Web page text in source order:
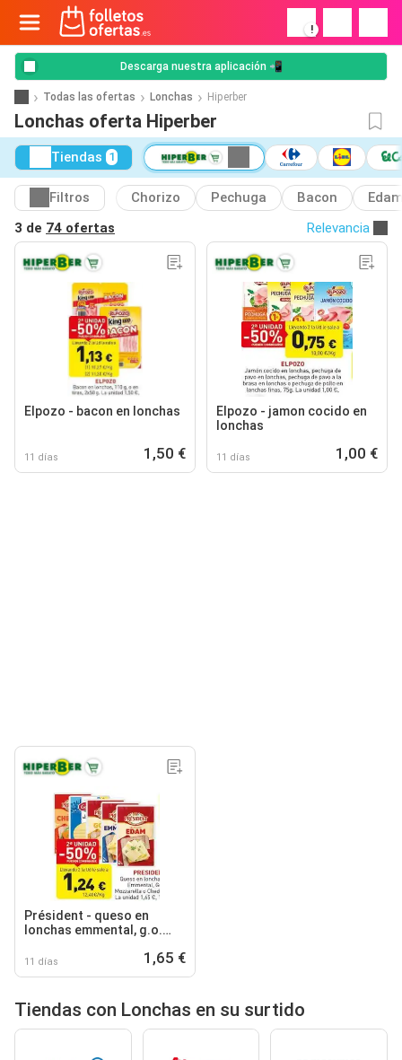
!
Descarga nuestra aplicación 📲
Todas las ofertas Lonchas Hiperber
Lonchas oferta Hiperber
Tiendas 1
Filtros Chorizo Pechuga Bacon
3 de 74 ofertas Relevancia
Elpozo - bacon en lonchas
11 días 1,50 €
Elpozo - jamon cocido en
lonchas
11 días 1,00 €
Président - queso en
lonchas emmental, g.o.
11 días 1,65 €
Tiendas con Lonchas en su surtido